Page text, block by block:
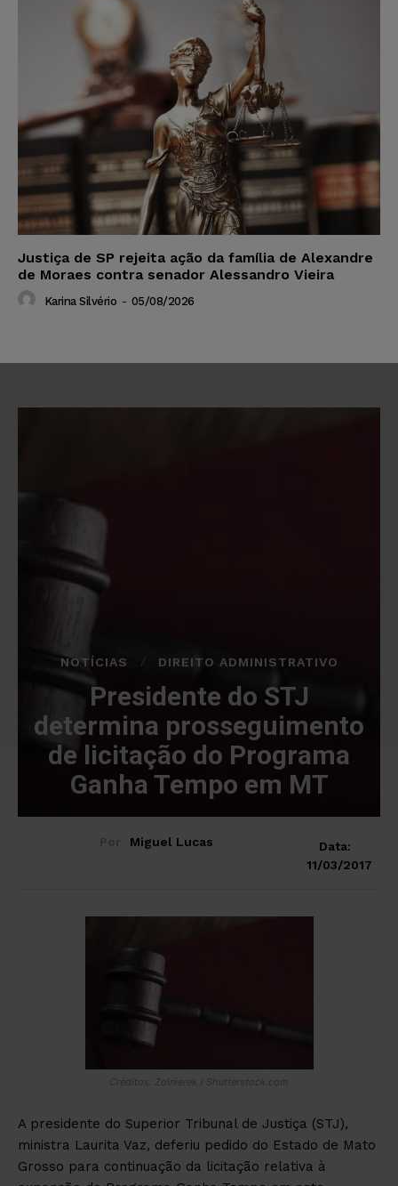
Justiça de SP rejeita ação da família de Alexandre
de Moraes contra senador Alessandro Vieira
Karina Silvério - 05/08/2026